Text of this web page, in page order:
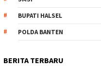
BUPATI HALSEL
POLDA BANTEN
BERITA TERBARU